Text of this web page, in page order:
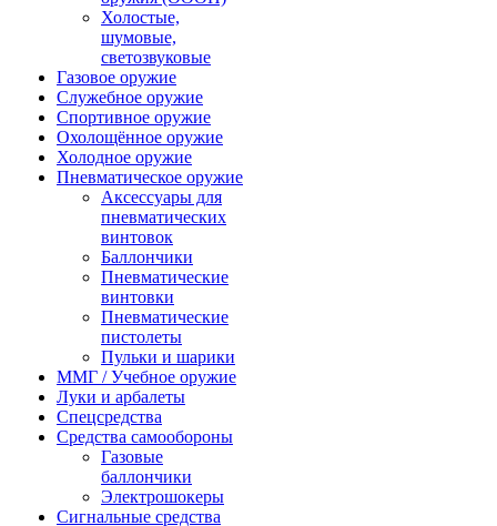
Холостые,
шумовые,
светозвуковые
Газовое оружие
Служебное оружие
Спортивное оружие
Охолощённое оружие
Холодное оружие
Пневматическое оружие
Аксессуары для
пневматических
винтовок
Баллончики
Пневматические
винтовки
Пневматические
пистолеты
Пульки и шарики
ММГ / Учебное оружие
Луки и арбалеты
Спецсредства
Средства самообороны
Газовые
баллончики
Электрошокеры
Сигнальные средства